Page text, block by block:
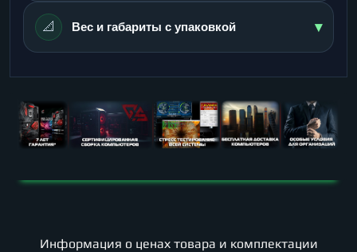
📐 Вес и габариты с упаковкой ▾
Информация о ценах товара и комплектации